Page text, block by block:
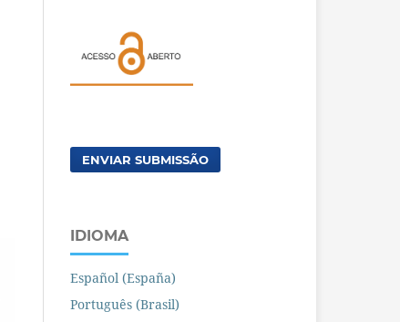
ENVIAR SUBMISSÃO
IDIOMA
Español (España)
Português (Brasil)